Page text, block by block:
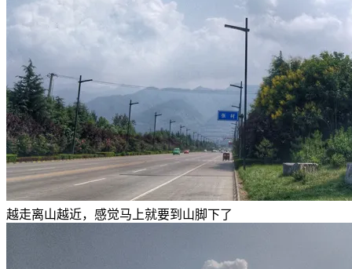
越走离山越近，感觉马上就要到山脚下了